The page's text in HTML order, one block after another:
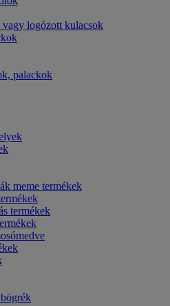
logózott kulacsok
palackok
meme termékek
termékek